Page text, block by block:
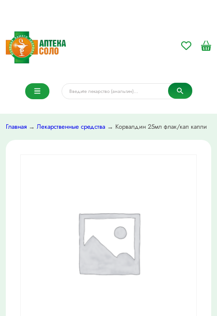
Главная → Лекарственные средства → Корвалдин 25мл флак/кап капли